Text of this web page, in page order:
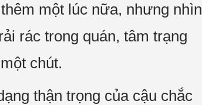
một lúc nữa, nhưng nhìn
rác trong quán, tâm trạng
chút.
thận trọng của cậu chắc